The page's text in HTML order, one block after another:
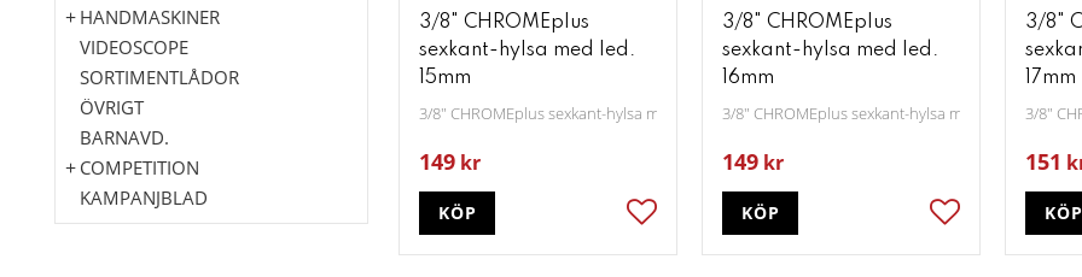
3/8" CHROMEplus
sexkant-hylsa med led.
15mm
3/8" CHROMEplus sexkant-hylsa med led. 15mm
149 kr
Lägg till i favoriter
KÖP
3/8" CHROMEplus
sexkant-hylsa med led.
16mm
3/8" CHROMEplus sexkant-hylsa med led. 16mm
149 kr
Lägg till i
KÖP
3/8"
17mm
3/8"
151
KÖP
HANDMASKINER
VIDEOSCOPE
SORTIMENTLÅDOR
ÖVRIGT
BARNAVD.
COMPETITION
KAMPANJBLAD